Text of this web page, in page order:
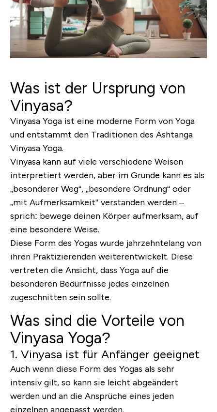
Was ist der Ursprung von
Vinyasa?
Vinyasa Yoga ist eine moderne Form von Yoga
und entstammt den Traditionen des Ashtanga
Vinyasa Yoga.
Vinyasa kann auf viele verschiedene Weisen
interpretiert werden, aber im Grunde kann es als
„besonderer Weg“, „besondere Ordnung“ oder
„mit Aufmerksamkeit“ verstanden werden –
sprich: bewege deinen Körper aufmerksam, auf
eine besondere Weise.
Diese Form des Yogas wurde jahrzehntelang von
ihren Praktizierenden weiterentwickelt. Diese
vertreten die Ansicht, dass Yoga auf die
besonderen Bedürfnisse jedes einzelnen
zugeschnitten sein sollte.
Was sind die Vorteile von
Vinyasa Yoga?
1. Vinyasa ist für Anfänger geeignet
Auch wenn diese Form des Yogas als sehr
intensiv gilt, so kann sie leicht abgeändert
werden und an die Ansprüche eines jeden
einzelnen angepasst werden.